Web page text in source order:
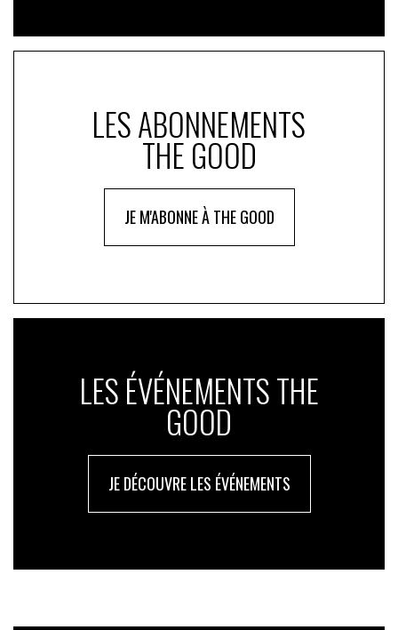
LES ABONNEMENTS
THE GOOD
JE M'ABONNE À THE GOOD
LES ÉVÉNEMENTS THE
GOOD
JE DÉCOUVRE LES ÉVÉNEMENTS